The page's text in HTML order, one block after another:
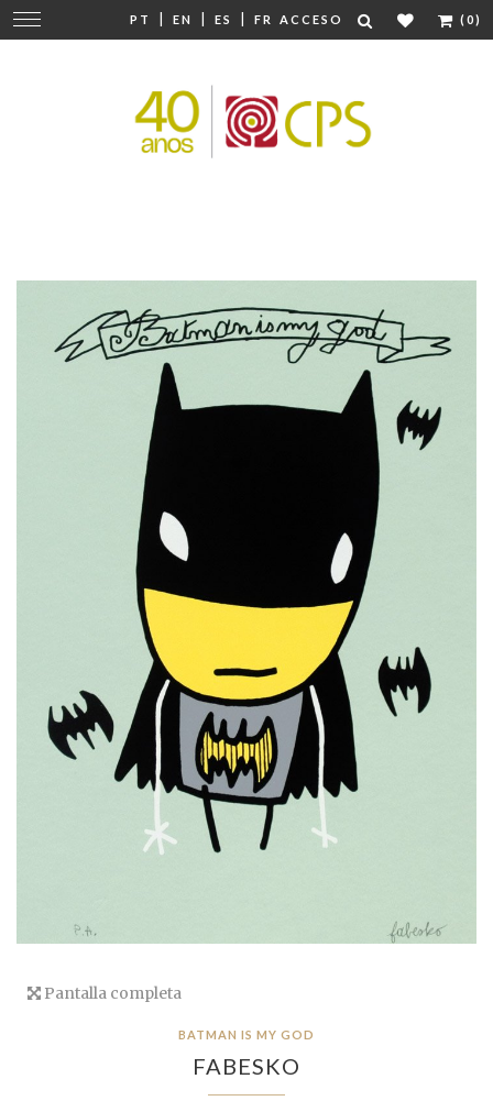
PT | EN | ES | FR ACCESO (0)
Cambiar
navegación
Pantalla completa
BATMAN IS MY GOD
FABESKO